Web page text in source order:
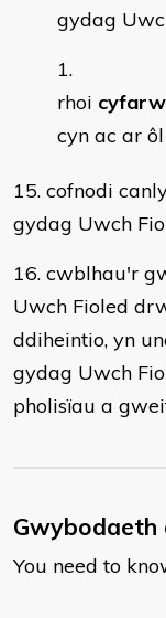
gydag
rhoi
cyn ac ar
15. cofnodi
gydag Uwch
16. cwblhau'r
Uwch Fioled
ddiheintio, yn
gydag Uwch
pholisïau a
You need to